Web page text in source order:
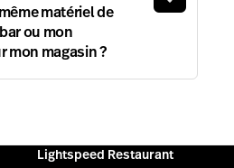
matériel de
ou mon
mon magasin ?
Lightspeed Restaurant